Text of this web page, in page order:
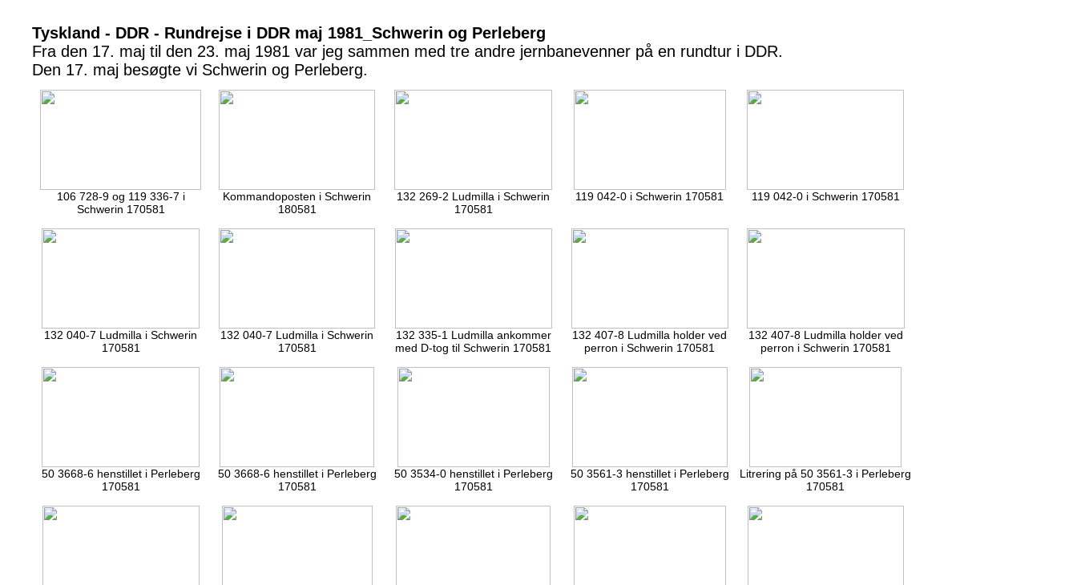
Tyskland - DDR - Rundrejse i DDR maj 1981_Schwerin og Perleberg
Fra den 17. maj til den 23. maj 1981 var jeg sammen med tre andre jernbanevenner på en rundtur i DDR.
Den 17. maj besøgte vi Schwerin og Perleberg.
106 728-9 og 119 336-7 i
Schwerin 170581
Kommandoposten i Schwerin
180581
132 269-2 Ludmilla i Schwerin
170581
119 042-0 i Schwerin 170581 119 042-0 i Schwerin 170581
132 040-7 Ludmilla i Schwerin
170581
132 040-7 Ludmilla i Schwerin
170581
132 335-1 Ludmilla ankommer
med D-tog til Schwerin 170581
132 407-8 Ludmilla holder ved
perron i Schwerin 170581
132 407-8 Ludmilla holder ved
perron i Schwerin 170581
50 3668-6 henstillet i Perleberg
170581
50 3668-6 henstillet i Perleberg
170581
50 3534-0 henstillet i Perleberg
170581
50 3561-3 henstillet i Perleberg
170581
Litrering på 50 3561-3 i Perleberg
170581